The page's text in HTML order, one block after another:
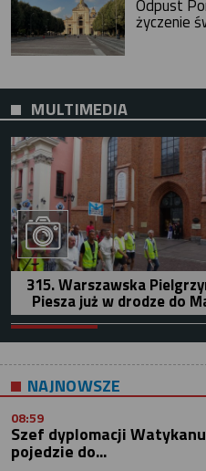
Odpust
życzenie
MULTIMEDIA
315. Warszawska
Piesza już w drodze do
NAJNOWSZE
08:59
Szef dyplomacji
pojedzie do...